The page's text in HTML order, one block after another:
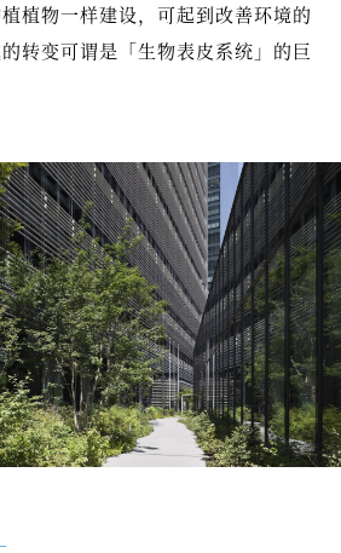
植物一样建设，可起到改善环境的
转变可谓是「生物表皮系统」的巨